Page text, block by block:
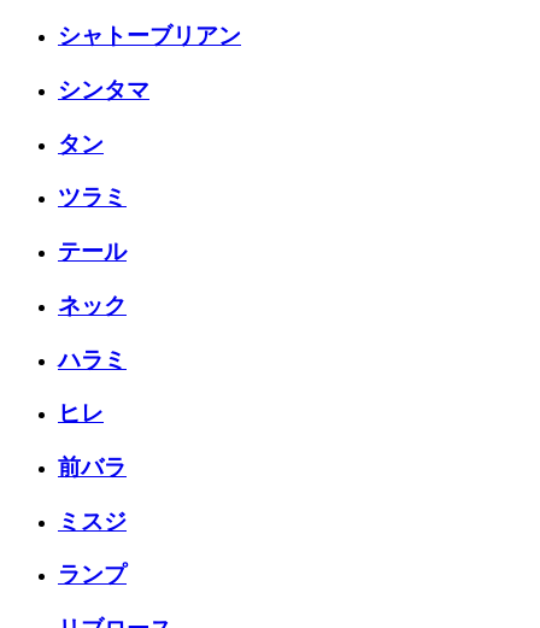
シャトーブリアン
シンタマ
タン
ツラミ
テール
ネック
ハラミ
ヒレ
前バラ
ミスジ
ランプ